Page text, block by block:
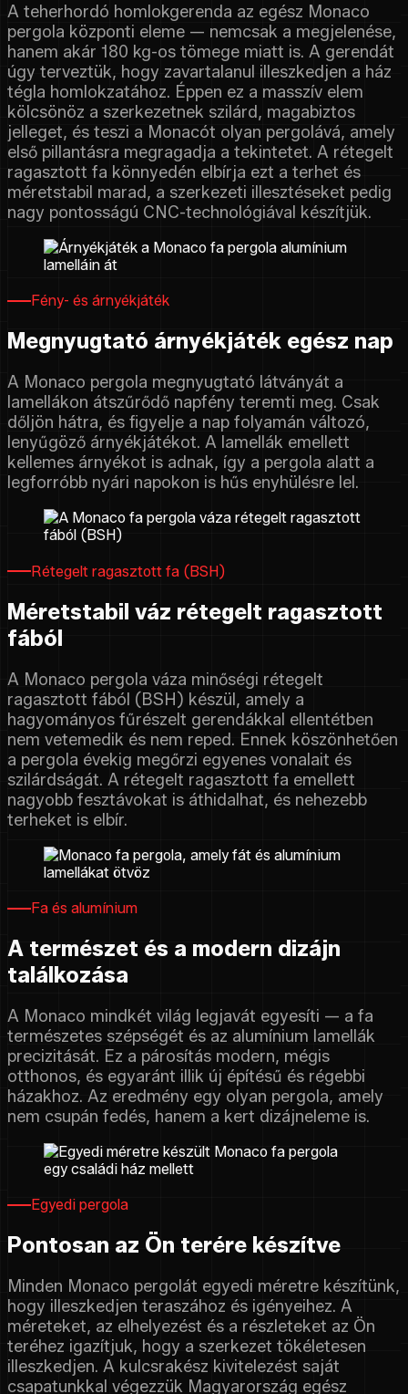
A teherhordó homlokgerenda az egész Monaco
pergola központi eleme — nemcsak a megjelenése,
hanem akár 180 kg-os tömege miatt is. A gerendát
úgy terveztük, hogy zavartalanul illeszkedjen a ház
tégla homlokzatához. Éppen ez a masszív elem
kölcsönöz a szerkezetnek szilárd, magabiztos
jelleget, és teszi a Monacót olyan pergolává, amely
első pillantásra megragadja a tekintetet. A rétegelt
ragasztott fa könnyedén elbírja ezt a terhet és
méretstabil marad, a szerkezeti illesztéseket pedig
nagy pontosságú CNC-technológiával készítjük.
Fény- és árnyékjáték
Megnyugtató árnyékjáték egész nap
A Monaco pergola megnyugtató látványát a
lamellákon átszűrődő napfény teremti meg. Csak
dőljön hátra, és figyelje a nap folyamán változó,
lenyűgöző árnyékjátékot. A lamellák emellett
kellemes árnyékot is adnak, így a pergola alatt a
legforróbb nyári napokon is hűs enyhülésre lel.
Rétegelt ragasztott fa (BSH)
Méretstabil váz rétegelt ragasztott
fából
A Monaco pergola váza minőségi rétegelt
ragasztott fából (BSH) készül, amely a
hagyományos fűrészelt gerendákkal ellentétben
nem vetemedik és nem reped. Ennek köszönhetően
a pergola évekig megőrzi egyenes vonalait és
szilárdságát. A rétegelt ragasztott fa emellett
nagyobb fesztávokat is áthidalhat, és nehezebb
terheket is elbír.
Fa és alumínium
A természet és a modern dizájn
találkozása
A Monaco mindkét világ legjavát egyesíti — a fa
természetes szépségét és az alumínium lamellák
precizitását. Ez a párosítás modern, mégis
otthonos, és egyaránt illik új építésű és régebbi
házakhoz. Az eredmény egy olyan pergola, amely
nem csupán fedés, hanem a kert dizájneleme is.
Egyedi pergola
Pontosan az Ön terére készítve
Minden Monaco pergolát egyedi méretre készítünk,
hogy illeszkedjen teraszához és igényeihez. A
méreteket, az elhelyezést és a részleteket az Ön
teréhez igazítjuk, hogy a szerkezet tökéletesen
illeszkedjen. A kulcsrakész kivitelezést saját
csapatunkkal végezzük Magyarország egész